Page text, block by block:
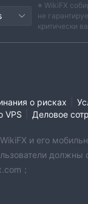
※ WikiFX
не
критически
о рисках
VPS Деловое
и его
；